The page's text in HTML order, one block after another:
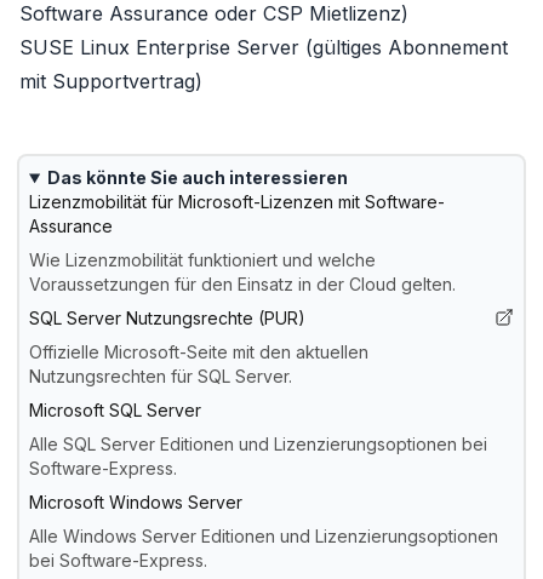
Software Assurance oder CSP Mietlizenz)
SUSE Linux Enterprise Server (gültiges Abonnement
mit Supportvertrag)
Das könnte Sie auch interessieren
Lizenzmobilität für Microsoft-Lizenzen mit Software-
Assurance
Wie Lizenzmobilität funktioniert und welche
Voraussetzungen für den Einsatz in der Cloud gelten.
SQL Server Nutzungsrechte (PUR)
Offizielle Microsoft-Seite mit den aktuellen
Nutzungsrechten für SQL Server.
Microsoft SQL Server
Alle SQL Server Editionen und Lizenzierungsoptionen bei
Software-Express.
Microsoft Windows Server
Alle Windows Server Editionen und Lizenzierungsoptionen
bei Software-Express.